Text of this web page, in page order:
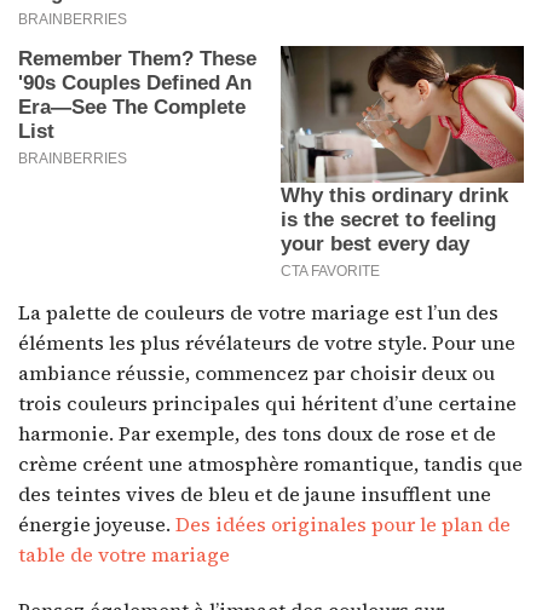
La palette de couleurs de votre mariage est l’un des
éléments les plus révélateurs de votre style. Pour une
ambiance réussie, commencez par choisir deux ou
trois couleurs principales qui héritent d’une certaine
harmonie. Par exemple, des tons doux de rose et de
crème créent une atmosphère romantique, tandis que
des teintes vives de bleu et de jaune insufflent une
énergie joyeuse. Des idées originales pour le plan de
table de votre mariage